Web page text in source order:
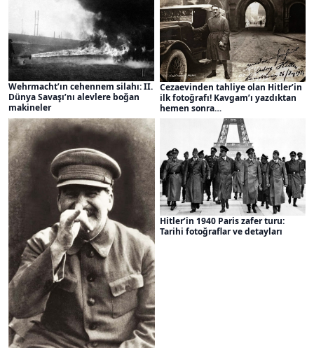
Wehrmacht’ın cehennem silahı: II.
Dünya Savaşı’nı alevlere boğan
makineler
Cezaevinden tahliye olan Hitler’in
ilk fotoğrafı! Kavgam’ı yazdıktan
hemen sonra…
Hitler’in 1940 Paris zafer turu:
Tarihi fotoğraflar ve detayları